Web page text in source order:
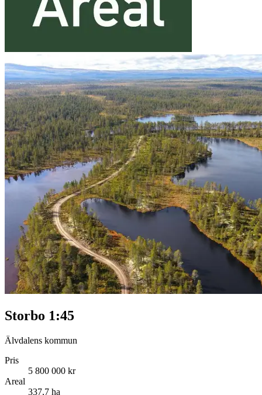
Storbo 1:45
Älvdalens kommun
Pris
5 800 000 kr
Areal
337,7 ha